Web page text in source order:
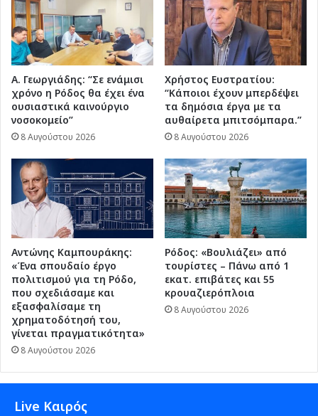
Α. Γεωργιάδης: “Σε ενάμισι
χρόνο η Ρόδος θα έχει ένα
ουσιαστικά καινούργιο
νοσοκομείο”
8 Αυγούστου 2026
Χρήστος Ευστρατίου:
“Κάποιοι έχουν μπερδέψει
τα δημόσια έργα με τα
αυθαίρετα μπιτσόμπαρα.”
8 Αυγούστου 2026
Αντώνης Καμπουράκης:
«Ένα σπουδαίο έργο
πολιτισμού για τη Ρόδο,
που σχεδιάσαμε και
εξασφαλίσαμε τη
χρηματοδότησή του,
γίνεται πραγματικότητα»
8 Αυγούστου 2026
Ρόδος: «Βουλιάζει» από
τουρίστες – Πάνω από 1
εκατ. επιβάτες και 55
κρουαζιερόπλοια
8 Αυγούστου 2026
Live Καιρός